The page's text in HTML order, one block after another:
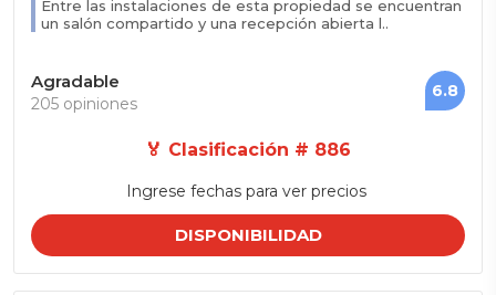
Entre las instalaciones de esta propiedad se encuentran
un salón compartido y una recepción abierta l..
Agradable
205 opiniones
6.8
🏅 Clasificación # 886
Ingrese fechas para ver precios
DISPONIBILIDAD